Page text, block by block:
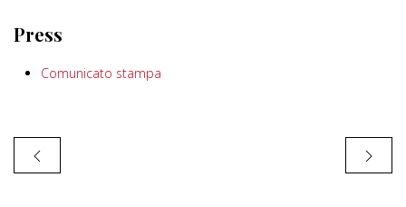
Press
Comunicato stampa